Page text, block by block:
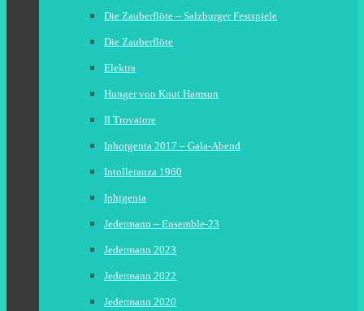
Die Zauberflöte – Salzburger Festspiele
Die Zauberflöte
Elektra
Hunger von Knut Hamsun
Il Trovatore
Inhorgenta 2017 – Gala-Abend
Intolleranza 1960
Iphigenia
Jedermann – Ensemble-23
Jedermann 2023
Jedermann 2022
Jedermann 2020